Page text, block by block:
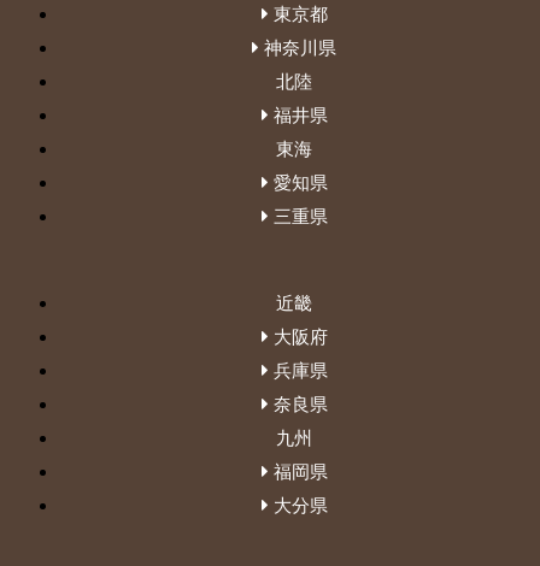
東京都
神奈川県
北陸
福井県
東海
愛知県
三重県
近畿
大阪府
兵庫県
奈良県
九州
福岡県
大分県